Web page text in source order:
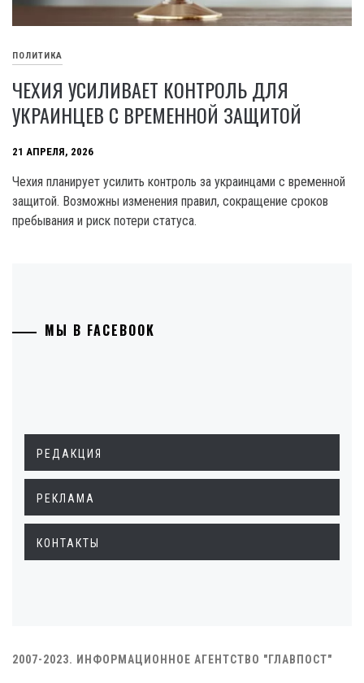
ПОЛИТИКА
ЧЕХИЯ УСИЛИВАЕТ КОНТРОЛЬ ДЛЯ
УКРАИНЦЕВ С ВРЕМЕННОЙ ЗАЩИТОЙ
21 АПРЕЛЯ, 2026
Чехия планирует усилить контроль за украинцами с временной
защитой. Возможны изменения правил, сокращение сроков
пребывания и риск потери статуса.
МЫ В FACEBOOK
РЕДАКЦИЯ
РЕКЛАМА
КОНТАКТЫ
2007-2023. ИНФОРМАЦИОННОЕ АГЕНТСТВО "ГЛАВПОСТ"